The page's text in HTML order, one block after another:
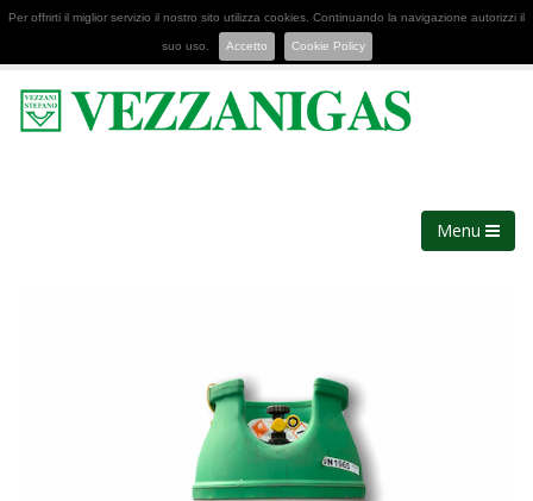
Per offrirti il miglior servizio il nostro sito utilizza cookies. Continuando la navigazione autorizzi il
suo uso. Accetto Cookie Policy
Menu